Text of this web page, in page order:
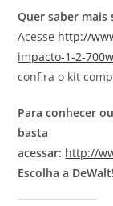
Quer saber mais
Acesse http://
impacto-1-2-
confira o kit
Para conhecer
basta
acessar: http://
Escolha a DeWalt!